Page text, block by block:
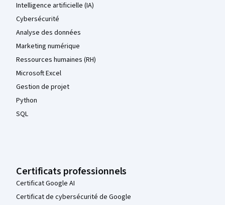
Intelligence artificielle (IA)
Cybersécurité
Analyse des données
Marketing numérique
Ressources humaines (RH)
Microsoft Excel
Gestion de projet
Python
SQL
Certificats professionnels
Certificat Google AI
Certificat de cybersécurité de Google